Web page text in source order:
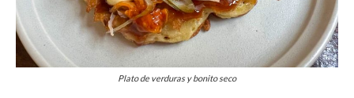
Plato de verduras y bonito seco